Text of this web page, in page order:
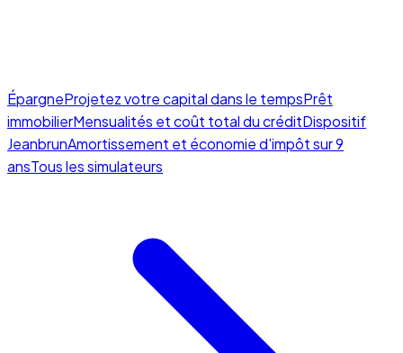
ÉpargneProjetez votre capital dans le tempsPrêt
immobilierMensualités et coût total du créditDispositif
JeanbrunAmortissement et économie d'impôt sur 9
ansTous les simulateurs